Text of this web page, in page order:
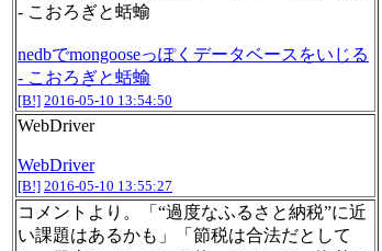
- こおろぎと蛞蝓
nedbでmongooseっぽくデータベースをいじる
- こおろぎと蛞蝓
[B!] 2016-05-10 13:54:50
WebDriver
WebDriver
[B!] 2016-05-10 13:55:27
コメントより。「“過度なふるさと納税”に近
い課題はあるかも」「節税は合法だとして